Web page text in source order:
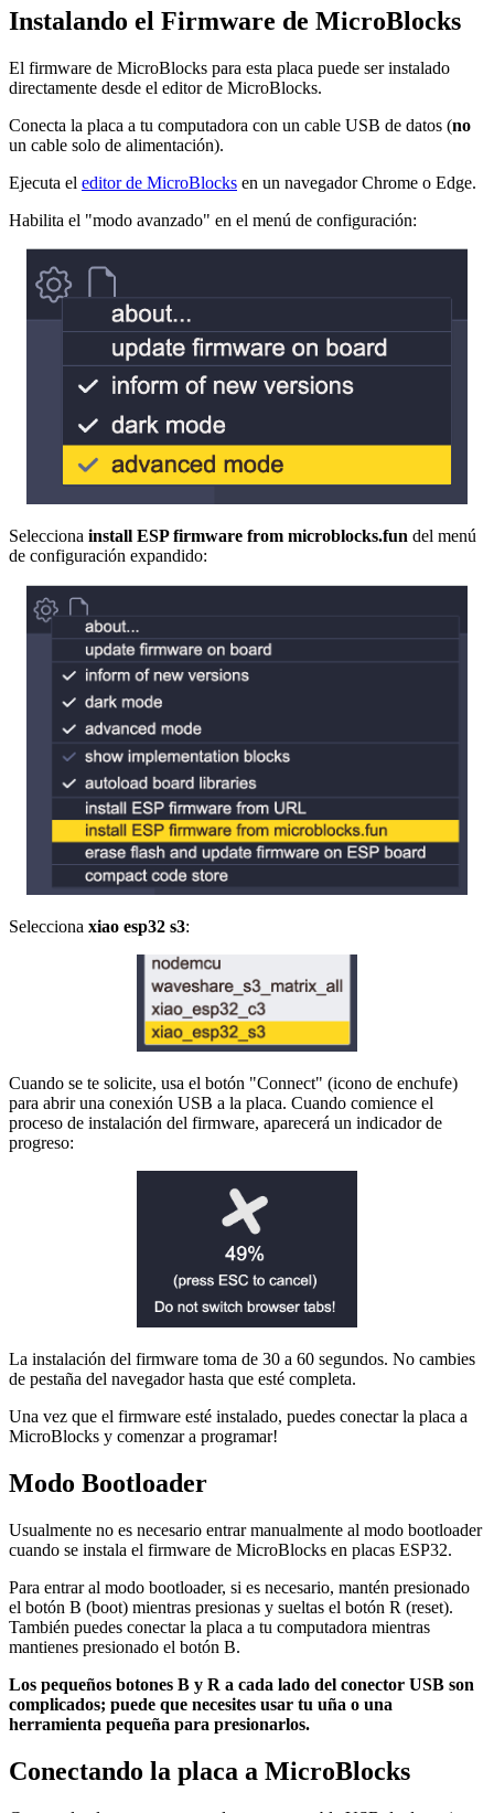
Instalando el Firmware de MicroBlocks
El firmware de MicroBlocks para esta placa puede ser instalado
directamente desde el editor de MicroBlocks.
Conecta la placa a tu computadora con un cable USB de datos (no
un cable solo de alimentación).
Ejecuta el editor de MicroBlocks en un navegador Chrome o Edge.
Habilita el "modo avanzado" en el menú de configuración:
Selecciona install ESP firmware from microblocks.fun del menú
de configuración expandido:
Selecciona xiao esp32 s3:
Cuando se te solicite, usa el botón "Connect" (icono de enchufe)
para abrir una conexión USB a la placa. Cuando comience el
proceso de instalación del firmware, aparecerá un indicador de
progreso:
La instalación del firmware toma de 30 a 60 segundos. No cambies
de pestaña del navegador hasta que esté completa.
Una vez que el firmware esté instalado, puedes conectar la placa a
MicroBlocks y comenzar a programar!
Modo Bootloader
Usualmente no es necesario entrar manualmente al modo bootloader
cuando se instala el firmware de MicroBlocks en placas ESP32.
Para entrar al modo bootloader, si es necesario, mantén presionado
el botón B (boot) mientras presionas y sueltas el botón R (reset).
También puedes conectar la placa a tu computadora mientras
mantienes presionado el botón B.
Los pequeños botones B y R a cada lado del conector USB son
complicados; puede que necesites usar tu uña o una
herramienta pequeña para presionarlos.
Conectando la placa a MicroBlocks